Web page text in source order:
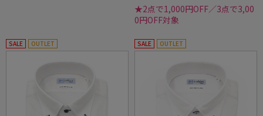
★2点で1,000円OFF／3点で3,00
0円OFF対象
SALE OUTLET SALE OUTLET